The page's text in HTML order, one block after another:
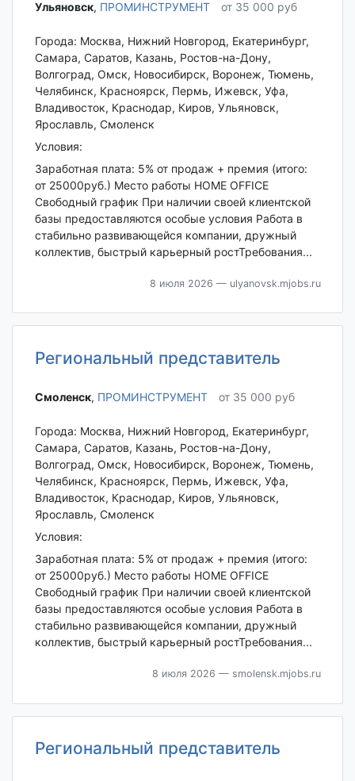
Ульяновск‎, ПРОМИНСТРУМЕНТ от 35 000 руб
Города: Москва, Нижний Новгород, Екатеринбург,
Самара, Саратов, Казань, Ростов-на-Дону,
Волгоград, Омск, Новосибирск, Воронеж, Тюмень,
Челябинск, Красноярск, Пермь, Ижевск, Уфа,
Владивосток, Краснодар, Киров, Ульяновск,
Ярославль, Смоленск
Условия:
Заработная плата: 5% от продаж + премия (итого:
от 25000руб.) Место работы HOME OFFICE
Свободный график При наличии своей клиентской
базы предоставляются особые условия Работа в
стабильно развивающейся компании, дружный
коллектив, быстрый карьерный ростТребования...
8 июля 2026 — ulyanovsk.mjobs.ru
Региональный представитель
Смоленск‎, ПРОМИНСТРУМЕНТ от 35 000 руб
Города: Москва, Нижний Новгород, Екатеринбург,
Самара, Саратов, Казань, Ростов-на-Дону,
Волгоград, Омск, Новосибирск, Воронеж, Тюмень,
Челябинск, Красноярск, Пермь, Ижевск, Уфа,
Владивосток, Краснодар, Киров, Ульяновск,
Ярославль, Смоленск
Условия:
Заработная плата: 5% от продаж + премия (итого:
от 25000руб.) Место работы HOME OFFICE
Свободный график При наличии своей клиентской
базы предоставляются особые условия Работа в
стабильно развивающейся компании, дружный
коллектив, быстрый карьерный ростТребования...
8 июля 2026 — smolensk.mjobs.ru
Региональный представитель